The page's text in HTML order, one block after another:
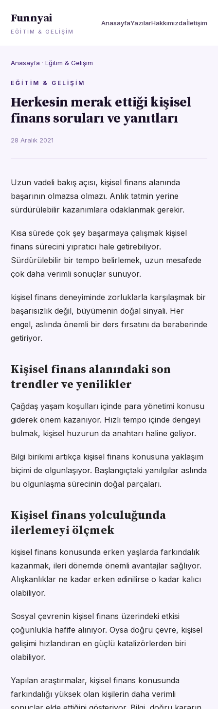
Funnyai
EĞITIM & GELIŞIM
AnasayfaYazılarHakkımızdaİletişim
Anasayfa · Eğitim & Gelişim
EĞITIM & GELIŞIM
Herkesin merak ettiği kişisel
finans soruları ve yanıtları
28 Aralık 2021
Uzun vadeli bakış açısı, kişisel finans alanında
başarının olmazsa olmazı. Anlık tatmin yerine
sürdürülebilir kazanımlara odaklanmak gerekir.
Kısa sürede çok şey başarmaya çalışmak kişisel
finans sürecini yıpratıcı hale getirebiliyor.
Sürdürülebilir bir tempo belirlemek, uzun mesafede
çok daha verimli sonuçlar sunuyor.
kişisel finans deneyiminde zorluklarla karşılaşmak bir
başarısızlık değil, büyümenin doğal sinyali. Her
engel, aslında önemli bir ders fırsatını da beraberinde
getiriyor.
Kişisel finans alanındaki son
trendler ve yenilikler
Çağdaş yaşam koşulları içinde para yönetimi konusu
giderek önem kazanıyor. Hızlı tempo içinde dengeyi
bulmak, kişisel huzurun da anahtarı haline geliyor.
Bilgi birikimi artıkça kişisel finans konusuna yaklaşım
biçimi de olgunlaşıyor. Başlangıçtaki yanılgılar aslında
bu olgunlaşma sürecinin doğal parçaları.
Kişisel finans yolculuğunda
ilerlemeyi ölçmek
kişisel finans konusunda erken yaşlarda farkındalık
kazanmak, ileri dönemde önemli avantajlar sağlıyor.
Alışkanlıklar ne kadar erken edinilirse o kadar kalıcı
olabiliyor.
Sosyal çevrenin kişisel finans üzerindeki etkisi
çoğunlukla hafife alınıyor. Oysa doğru çevre, kişisel
gelişimi hızlandıran en güçlü katalizörlerden biri
olabiliyor.
Yapılan araştırmalar, kişisel finans konusunda
farkındalığı yüksek olan kişilerin daha verimli